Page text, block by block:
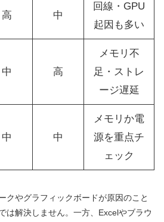
高 中
回線・GPU
起因も多い
中 高
メモリ不
足・ストレ
ージ遅延
中 中
メモリか電
源を重点チ
ェック
クやグラフィックボードが原因のこと
は解決しません。一方、Excelやブラウ